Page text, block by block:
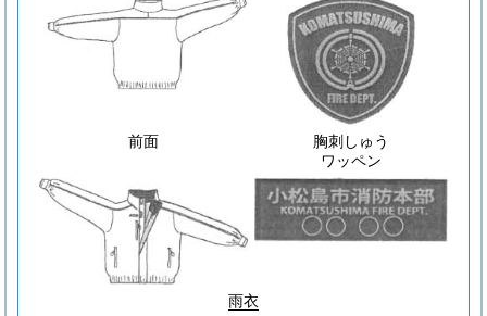
前面
胸刺しゅう
ワッペン
雨衣